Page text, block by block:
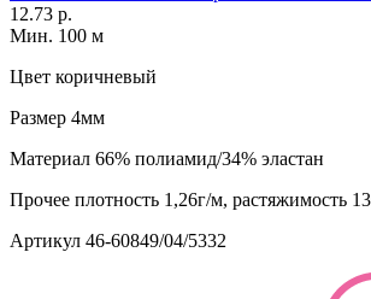
12.73 р.
Мин. 100 м
Цвет коричневый
Размер 4мм
Материал 66% полиамид/34% эластан
Прочее плотность 1,26г/м, растяжимость
Артикул 46-60849/04/5332